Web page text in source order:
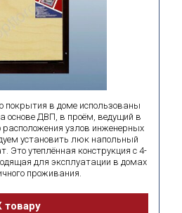
покрытия в доме использованы
основе ДВП, в проём, ведущий в
расположения узлов инженерных
установить люк напольный
Это утеплённая конструкция с 4-
для эксплуатации в домах
проживания.
товару